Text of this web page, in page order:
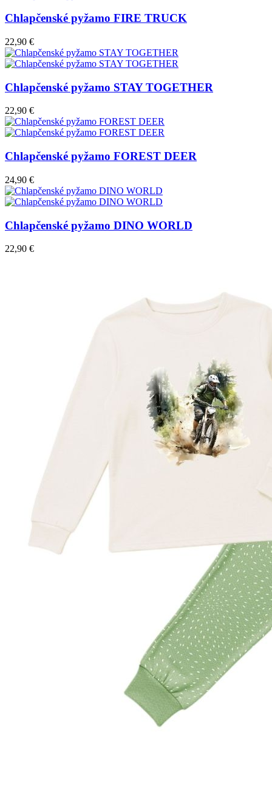
Chlapčenské pyžamo FIRE TRUCK
22,90 €
Chlapčenské pyžamo STAY TOGETHER
22,90 €
Chlapčenské pyžamo FOREST DEER
24,90 €
Chlapčenské pyžamo DINO WORLD
22,90 €